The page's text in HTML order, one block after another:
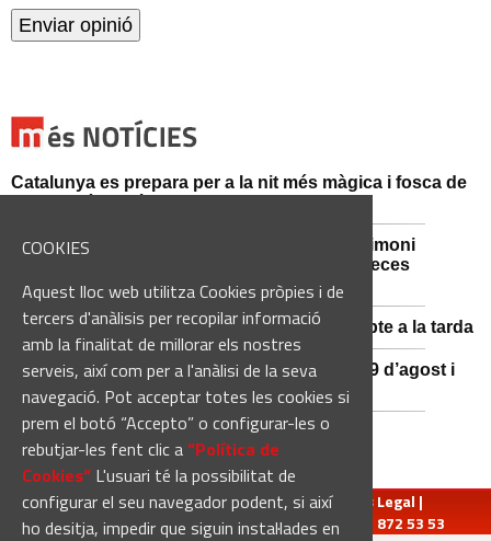
COOKIES
Aquest lloc web utilitza Cookies pròpies i de
tercers d'anàlisis per recopilar informació
amb la finalitat de millorar els nostres
serveis, així com per a l'anàlisi de la seva
navegació. Pot acceptar totes les cookies si
prem el botó “Accepto” o configurar-les o
rebutjar-les fent clic a“Política de
Cookies“ L'usuari té la possibilitat de
configurar el seu navegador podent, si així
ho desitja, impedir que siguin instal·lades en
Catalunya es prepara per a la nit més màgica i fosca de
Sant Fruitós de Bages posa en valor el patrimoni
agrícola amb la restauració i exposició de peces
històriques
Es manté la previsió de pluges fortes dissabte a la tarda
El 3x3 de bàsquet de Solsona s’avança al 29 d’agost i
estrena premis en metàl·lic
redaccio@manresadiari.cat|Qui som Avís Legal |
Pompeu Fabra, 7-13, 08240-Manresa | Tel.: 93 872 53 53